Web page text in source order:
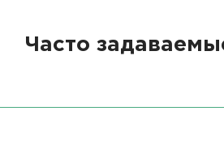
Часто